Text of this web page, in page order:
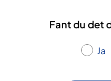
Fant du det
Ja